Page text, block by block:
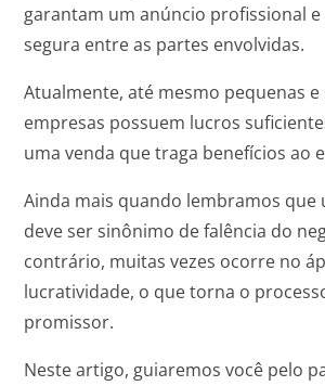
garantam um anúncio profissional e
segura entre as partes envolvidas.
Atualmente, até mesmo pequenas e
empresas possuem lucros
uma venda que traga benefícios ao
Ainda mais quando lembramos que
deve ser sinônimo de falência do
contrário, muitas vezes ocorre no
lucratividade, o que torna o
promissor.
Neste artigo, guiaremos você pelo